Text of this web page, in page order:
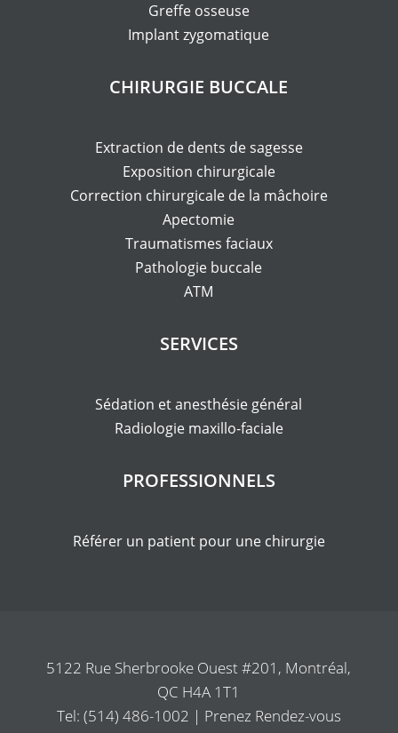
Greffe osseuse
Implant zygomatique
CHIRURGIE BUCCALE
Extraction de dents de sagesse
Exposition chirurgicale
Correction chirurgicale de la mâchoire
Apectomie
Traumatismes faciaux
Pathologie buccale
ATM
SERVICES
Sédation et anesthésie général
Radiologie maxillo-faciale
PROFESSIONNELS
Référer un patient pour une chirurgie
5122 Rue Sherbrooke Ouest #201, Montréal,
QC H4A 1T1
Tel: (514) 486-1002 | Prenez Rendez-vous